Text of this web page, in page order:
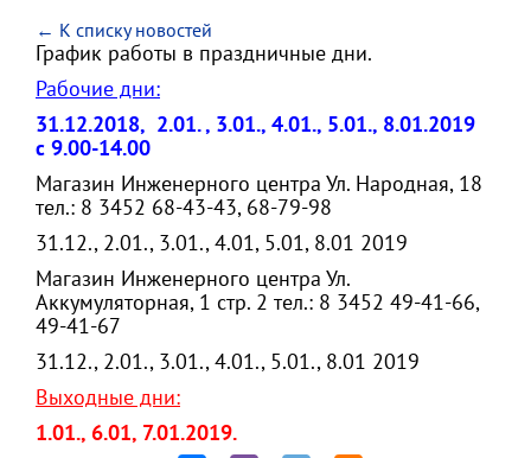
← К списку новостей
График работы в праздничные дни.
Рабочие дни:
31.12.2018, 2.01. , 3.01., 4.01., 5.01., 8.01.2019
с 9.00-14.00
Магазин Инженерного центра Ул. Народная, 18
тел.: 8 3452 68-43-43, 68-79-98
31.12., 2.01., 3.01., 4.01, 5.01, 8.01 2019
Магазин Инженерного центра Ул.
Аккумуляторная, 1 стр. 2 тел.: 8 3452 49-41-66,
49-41-67
31.12., 2.01., 3.01., 4.01., 5.01., 8.01 2019
Выходные дни:
1.01., 6.01, 7.01.2019.